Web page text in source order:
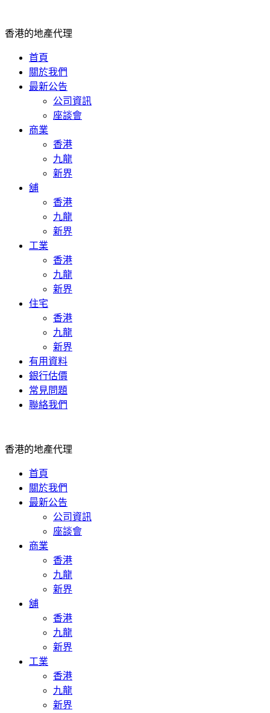
香港的地產代理
首頁
關於我們
最新公告
公司資訊
座談會
商業
香港
九龍
新界
舖
香港
九龍
新界
工業
香港
九龍
新界
住宅
香港
九龍
新界
有用資料
銀行估價
常見問題
聯絡我們
香港的地產代理
首頁
關於我們
最新公告
公司資訊
座談會
商業
香港
九龍
新界
舖
香港
九龍
新界
工業
香港
九龍
新界